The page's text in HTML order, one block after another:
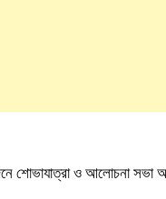
শোভাযাত্রা ও